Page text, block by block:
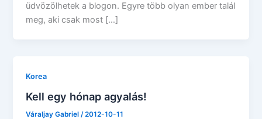
üdvözölhetek a blogon. Egyre több olyan ember talál
meg, aki csak most […]
Korea
Kell egy hónap agyalás!
Váraljay Gabriel/2012-10-11